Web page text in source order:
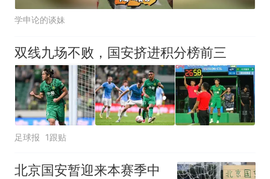
学申论的谈妹
双线九场不败，国安挤进积分榜前三
足球报 1跟贴
北京国安暂迎来本赛季中